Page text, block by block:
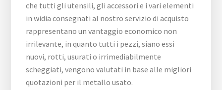
che tutti gli utensili, gli accessori e i vari elementi
in widia consegnati al nostro servizio di acquisto
rappresentano un vantaggio economico non
irrilevante, in quanto tutti i pezzi, siano essi
nuovi, rotti, usurati o irrimediabilmente
scheggiati, vengono valutati in base alle migliori
quotazioni per il metallo usato.